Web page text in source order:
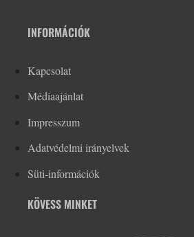
INFORMÁCIÓK
Kapcsolat
Médiaajánlat
Impresszum
Adatvédelmi irányelvek
Süti-információk
KÖVESS MINKET